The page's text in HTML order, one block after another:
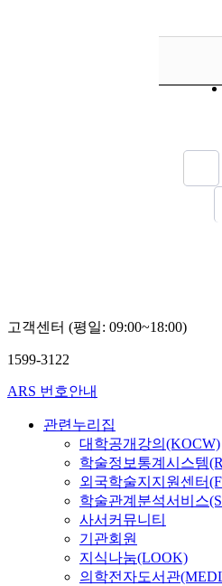
고객센터 (평일: 09:00~18:00)
1599-3122
ARS 번호안내
관련누리집
대학공개강의(KOCW)
학술정보통계시스템
외국학술지지원센터
학술관계분석서비스
사서커뮤니티
기관회원
지식나눔(LOOK)
의학전자도서관